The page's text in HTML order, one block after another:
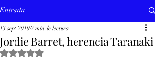
Entrada
Jordie Barret, herencia Taranaki
13 sept 2019 2 min de lectura
Obtuvo NaN de 5 estrellas.